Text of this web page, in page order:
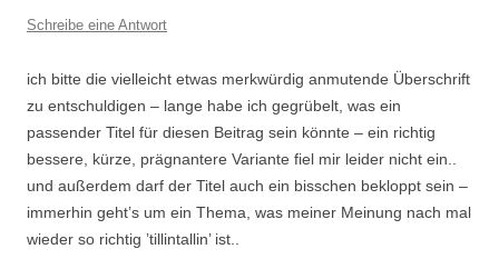
Schreibe eine Antwort
ich bitte die vielleicht etwas merkwürdig anmutende Überschrift
zu entschuldigen – lange habe ich gegrübelt, was ein
passender Titel für diesen Beitrag sein könnte – ein richtig
bessere, kürze, prägnantere Variante fiel mir leider nicht ein..
und außerdem darf der Titel auch ein bisschen bekloppt sein –
immerhin geht’s um ein Thema, was meiner Meinung nach mal
wieder so richtig ’tillintallin’ ist..